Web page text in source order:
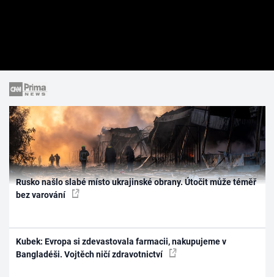
Rusko našlo slabé místo ukrajinské obrany. Útočit může téměř
bez varování
Kubek: Evropa si zdevastovala farmacii, nakupujeme v
Bangladéši. Vojtěch ničí zdravotnictví